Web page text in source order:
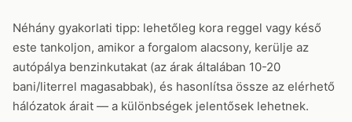
Néhány gyakorlati tipp: lehetőleg kora reggel vagy késő
este tankoljon, amikor a forgalom alacsony, kerülje az
autópálya benzinkutakat (az árak általában 10-20
bani/literrel magasabbak), és hasonlítsa össze az elérhető
hálózatok árait — a különbségek jelentősek lehetnek.